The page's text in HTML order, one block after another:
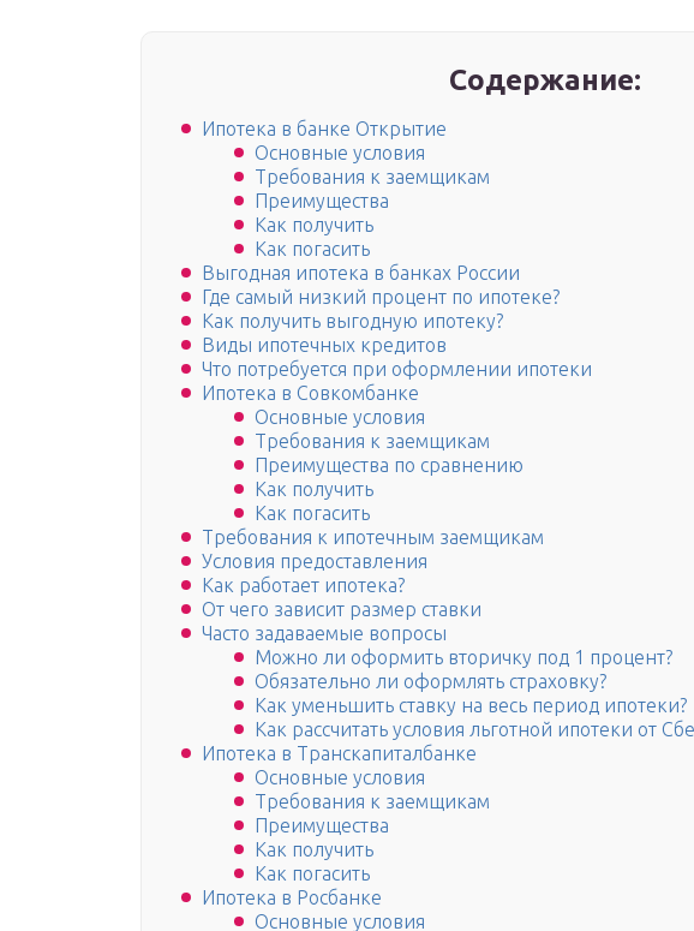
Содержание:
Ипотека в банке Открытие
Основные условия
Требования к заемщикам
Преимущества
Как получить
Как погасить
Выгодная ипотека в банках России
Где самый низкий процент по ипотеке?
Как получить выгодную ипотеку?
Виды ипотечных кредитов
Что потребуется при оформлении ипотеки
Ипотека в Совкомбанке
Основные условия
Требования к заемщикам
Преимущества по сравнению
Как получить
Как погасить
Требования к ипотечным заемщикам
Условия предоставления
Как работает ипотека?
От чего зависит размер ставки
Часто задаваемые вопросы
Можно ли оформить вторичку под 1 процент?
Обязательно ли оформлять страховку?
Как уменьшить ставку на весь период ипотеки?
Как рассчитать условия льготной ипотеки от
Ипотека в Транскапиталбанке
Основные условия
Требования к заемщикам
Преимущества
Как получить
Как погасить
Ипотека в Росбанке
Основные условия